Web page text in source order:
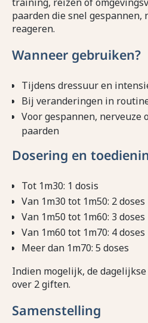
paarden die snel gespannen,
reageren.
Wanneer gebruiken?
Tijdens dressuur en
Bij veranderingen in
Voor gespannen, nerveuze
paarden
Dosering en
Tot 1m30: 1 dosis
Van 1m30 tot 1m50: 2 doses
Van 1m50 tot 1m60: 3 doses
Van 1m60 tot 1m70: 4 doses
Meer dan 1m70: 5 doses
Indien mogelijk, de
over 2 giften.
Samenstelling